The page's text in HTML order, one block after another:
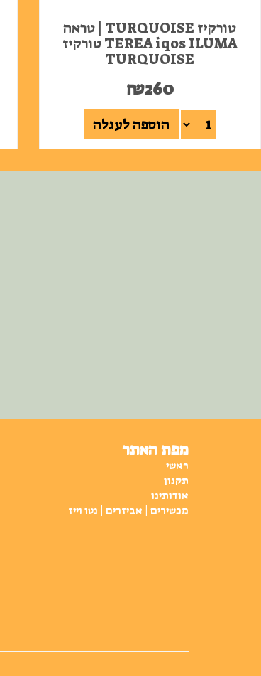
טורקיז TURQUOISE | טראה
TEREA iqos ILUMA טורקיז
TURQUOISE
₪260
הוספה לעגלה
מפת האתר
ראשי
תקנון
אודותינו
מכשירים | אביזרים | נטו וייז